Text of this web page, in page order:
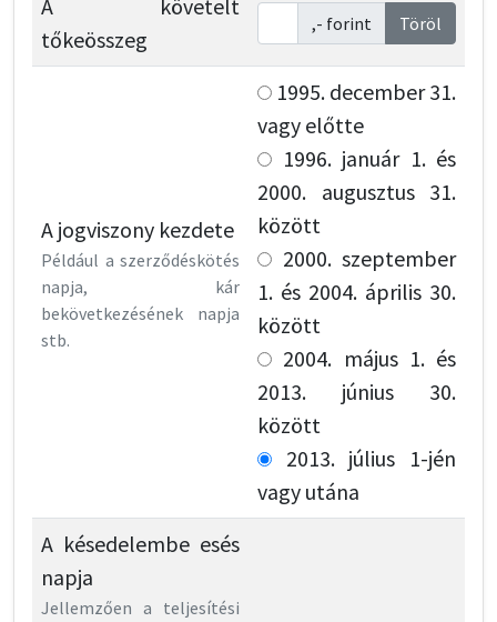
A követelt
tőkeösszeg
,- forint Töröl
A jogviszony kezdete
Például a szerződéskötés
napja, kár
bekövetkezésének napja
stb.
1995. december 31.
vagy előtte
1996. január 1. és
2000. augusztus 31.
között
2000. szeptember
1. és 2004. április 30.
között
2004. május 1. és
2013. június 30.
között
2013. július 1-jén
vagy utána
A késedelembe esés
napja
Jellemzően a teljesítési